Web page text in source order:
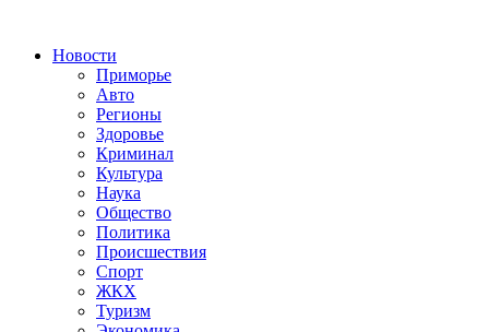
Новости
Приморье
Авто
Регионы
Здоровье
Криминал
Культура
Наука
Общество
Политика
Происшествия
Спорт
ЖКХ
Туризм